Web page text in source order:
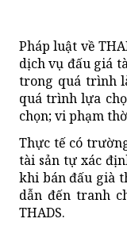
Pháp luật về
dịch vụ đấu giá
trong quá trình
quá trình lựa
chọn; vi phạm
Thực tế có
tài sản tự xác
khi bán đấu già
dẫn đến tranh
THADS.